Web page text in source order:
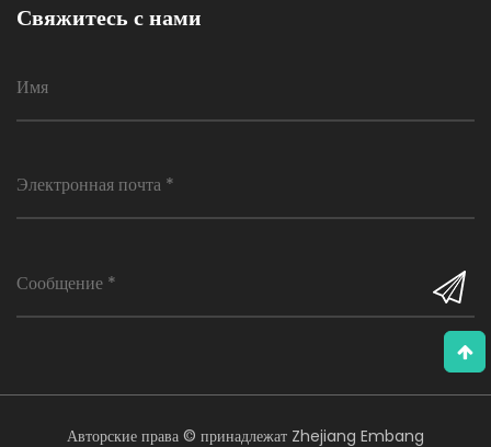
Свяжитесь с нами
Авторские права © принадлежат Zhejiang Embang